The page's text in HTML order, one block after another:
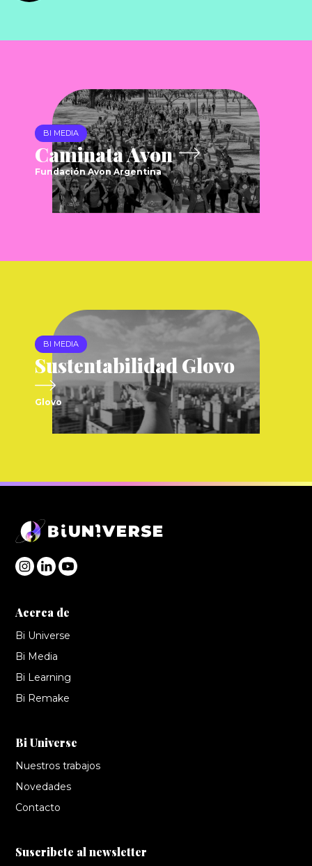
BI MEDIA
Caminata Avon
Fundación Avon Argentina
BI MEDIA
Sustentabilidad Glovo
Glovo
Acerca de
Bi Universe
Bi Media
Bi Learning
Bi Remake
Bi Universe
Nuestros trabajos
Novedades
Contacto
Suscribete al newsletter